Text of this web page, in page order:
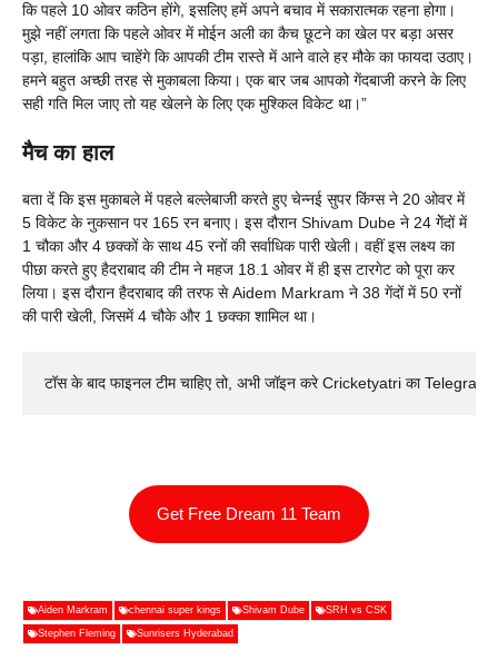
कि पहले 10 ओवर कठिन होंगे, इसलिए हमें अपने बचाव में सकारात्मक रहना होगा।
मुझे नहीं लगता कि पहले ओवर में मोईन अली का कैच छूटने का खेल पर बड़ा असर
पड़ा, हालांकि आप चाहेंगे कि आपकी टीम रास्ते में आने वाले हर मौके का फायदा उठाए।
हमने बहुत अच्छी तरह से मुकाबला किया। एक बार जब आपको गेंदबाजी करने के लिए
सही गति मिल जाए तो यह खेलने के लिए एक मुश्किल विकेट था।”
मैच का हाल
बता दें कि इस मुकाबले में पहले बल्लेबाजी करते हुए चेन्नई सुपर किंग्स ने 20 ओवर में
5 विकेट के नुकसान पर 165 रन बनाए। इस दौरान Shivam Dube ने 24 गेेंदों में
1 चौका और 4 छक्कों के साथ 45 रनों की सर्वाधिक पारी खेली। वहीं इस लक्ष्य का
पीछा करते हुए हैदराबाद की टीम ने महज 18.1 ओवर में ही इस टारगेट को पूरा कर
लिया। इस दौरान हैदराबाद की तरफ से Aidem Markram ने 38 गेंदों में 50 रनों
की पारी खेली, जिसमें 4 चौके और 1 छक्का शामिल था।
टॉस के बाद फाइनल टीम चाहिए तो, अभी जॉइन करे Cricketyatri का
Get Free Dream 11 Team
Aiden Markram chennai super kings Shivam Dube SRH vs CSK
Stephen Fleming Sunrisers Hyderabad